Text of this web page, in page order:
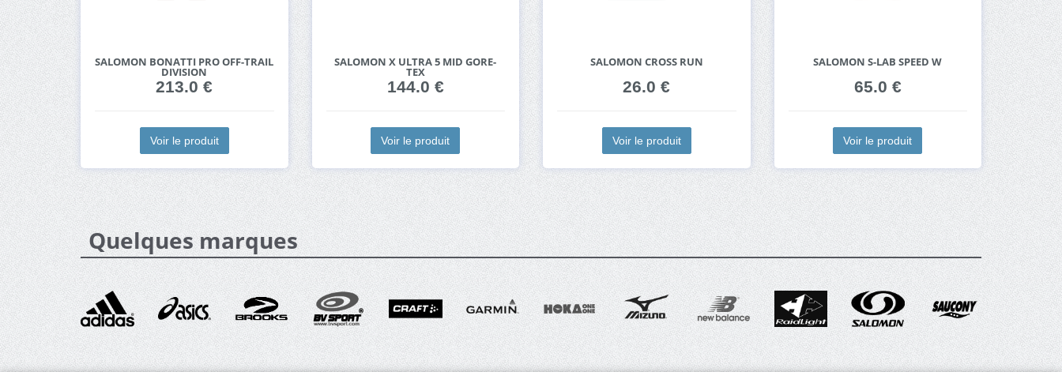
SALOMON BONATTI PRO OFF-TRAIL
DIVISION
213.0 €
Voir le produit
SALOMON X ULTRA 5 MID GORE-
TEX
144.0 €
Voir le produit
SALOMON CROSS RUN
26.0 €
Voir le produit
SALOMON S-LAB SPEED W
65.0 €
Voir le produit
Quelques marques